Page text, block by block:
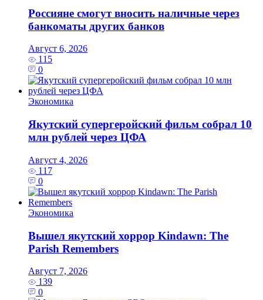
Россияне смогут вносить наличные через
банкоматы других банков
Август 6, 2026
115
0
Экономика
Якутский супергеройский фильм собрал 10
млн рублей через ЦФА
Август 4, 2026
117
0
Экономика
Вышел якутский хоррор Kindawn: The
Parish Remembers
Август 7, 2026
139
0